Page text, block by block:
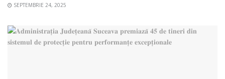
SEPTEMBRIE 24, 2025